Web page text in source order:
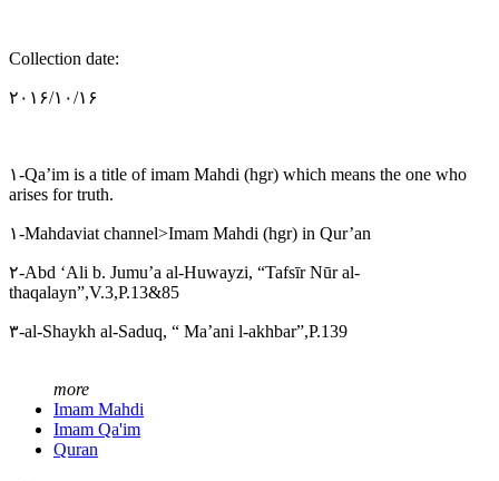
Collection date:
۲۰۱۶/۱۰/۱۶
۱-Qa’im is a title of imam Mahdi (hgr) which means the one who
arises for truth.
۱-Mahdaviat channel>Imam Mahdi (hgr) in Qur’an
۲-Abd ‘Ali b. Jumu’a al-Huwayzi, “Tafsīr Nūr al-
thaqalayn”,V.3,P.13&85
۳-al-Shaykh al-Saduq, “ Ma’ani l-akhbar”,P.139
more
Imam Mahdi
Imam Qa'im
Quran